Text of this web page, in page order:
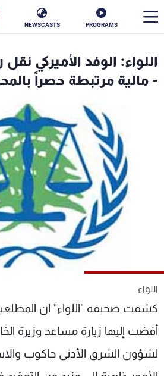
PROGRAMS
NEWSCASTS
اللواء: الوفد الأميركي
- مالية مرتبطة حصراً
اللواء
كشفت صحيفة "اللواء" ان المطلعين
أفضت إليها زيارة مساعد وزيرة
لشؤون الشرق الأدنى جاكوب
الأخبار
ناس
فن
منوعات
كأس العالم
الترددات
عن MTV
لاعلاناتكم
وظائف
شروط
سياسة